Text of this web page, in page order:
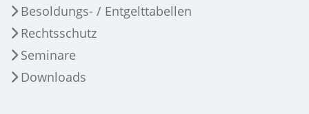
Besoldungs- / Entgelttabellen
Rechtsschutz
Seminare
Downloads